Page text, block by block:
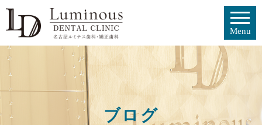
ブログ